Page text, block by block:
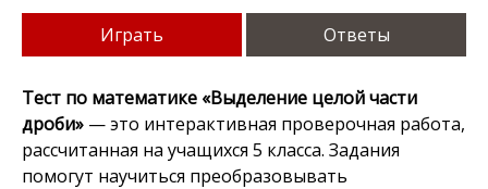
Играть Ответы
Тест по математике «Выделение целой части
дроби» — это интерактивная проверочная работа,
рассчитанная на учащихся 5 класса. Задания
помогут научиться преобразовывать